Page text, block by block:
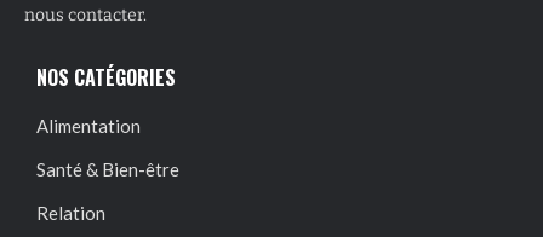
nous contacter.
NOS CATÉGORIES
Alimentation
Santé & Bien-être
Relation